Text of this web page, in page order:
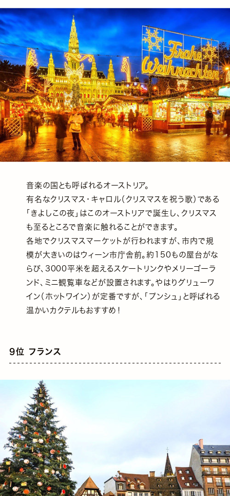
音楽の国とも呼ばれるオーストリア。
有名なクリスマス・キャロル（クリスマスを祝う歌）である
「きよしこの夜」はこのオーストリアで誕生し、クリスマス
も至るところで音楽に触れることができます。
各地でクリスマスマーケットが行われますが、市内で規
模が大きいのはウィーン市庁舎前。約150もの屋台がな
らび、3000平米を超えるスケートリンクやメリーゴーラ
ンド、ミニ観覧車などが設置されます。やはりグリューワ
イン（ホットワイン）が定番ですが、「プンシュ」と呼ばれる
温かいカクテルもおすすめ！
9位 フランス